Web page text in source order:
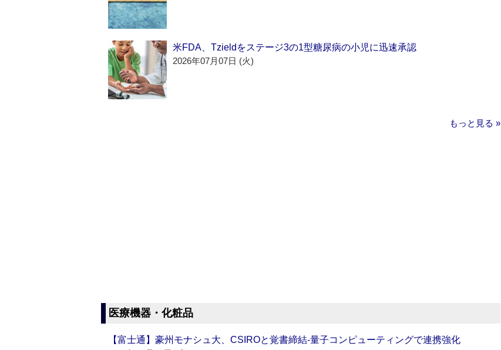
米FDA、Tzieldをステージ3の1型糖尿病の小児に迅速承認
2026年07月07日 (火)
もっと見る »
医療機器・化粧品
【富士通】豪州モナシュ大、CSIROと覚書締結‐量子コンピューティングで連携強化